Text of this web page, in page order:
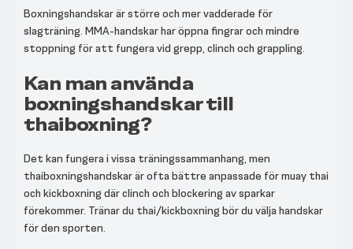
Boxningshandskar är större och mer vadderade för
slagträning. MMA-handskar har öppna fingrar och mindre
stoppning för att fungera vid grepp, clinch och grappling.
Kan man använda
boxningshandskar till
thaiboxning?
Det kan fungera i vissa träningssammanhang, men
thaiboxningshandskar är ofta bättre anpassade för muay thai
och kickboxning där clinch och blockering av sparkar
förekommer. Tränar du thai/kickboxning bör du välja handskar
för den sporten.